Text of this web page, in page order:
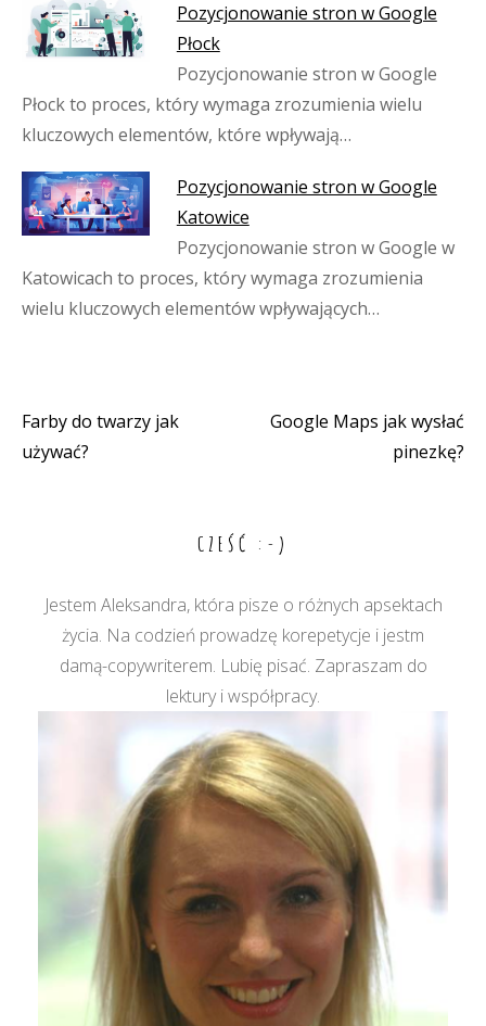
Pozycjonowanie stron w Google
Płock
Pozycjonowanie stron w Google
Płock to proces, który wymaga zrozumienia wielu
kluczowych elementów, które wpływają…
Pozycjonowanie stron w Google
Katowice
Pozycjonowanie stron w Google w
Katowicach to proces, który wymaga zrozumienia
wielu kluczowych elementów wpływających…
Nawigacja
Farby do twarzy jak
używać?
Google Maps jak wysłać
pinezkę?
CZEŚĆ :-)
Jestem Aleksandra, która pisze o różnych apsektach
życia. Na codzień prowadzę korepetycje i jestm
damą-copywriterem. Lubię pisać. Zapraszam do
lektury i współpracy.